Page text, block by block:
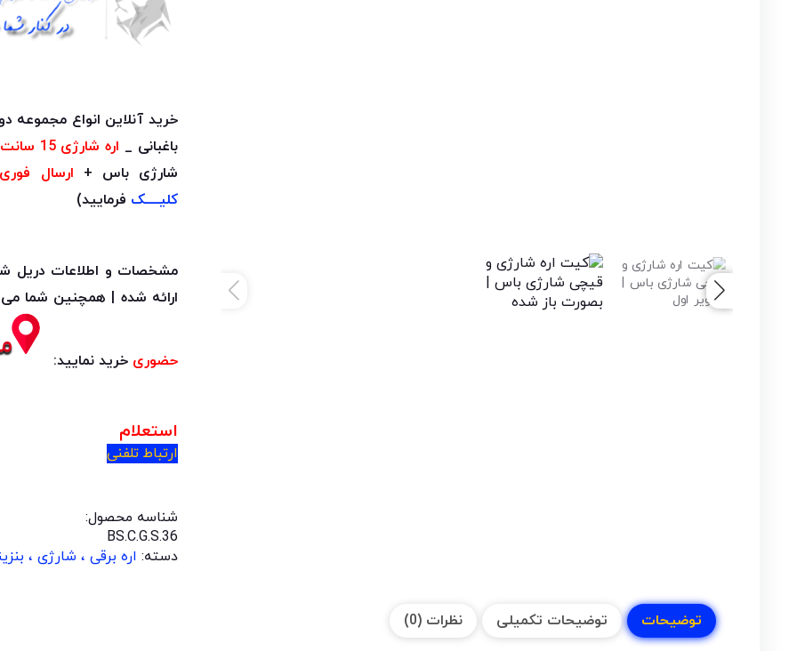
خرید آنلاین انواع
باغبانی _ اره شارژی 15 سانت
شارژی باس + ارسال فوری
کلیــــک فرمایید)
مشخصات و اطلاعات دریل شارژی 48 ولت
ارائه شده | همچنین شما می
حضوری خرید نمایید:
استعلام
ارتباط تلفنی
شناسه محصول:
BS.C.G.S.36
دسته: اره برقی ، شارژی ،
توضیحات توضیحات تکمیلی نظرات (0)